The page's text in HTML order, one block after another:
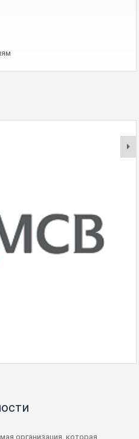
организация, которая